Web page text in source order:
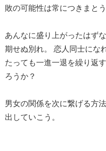
敗の可能性は常につきまとう
あんなに盛り上がったはず
期せぬ別れ。 恋人同士にな
たっても一進一退を繰り返
ろうか？
男女の関係を次に繋げる方
出していこう。